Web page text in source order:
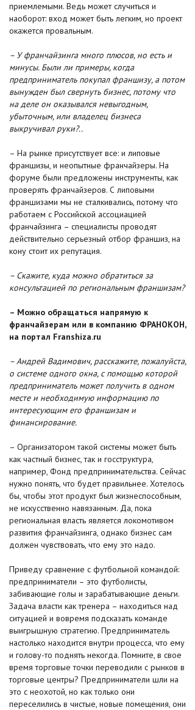
приемлемыми. Ведь может случиться и
наоборот: вход может быть легким, но проект
окажется провальным.
– У франчайзинга много плюсов, но есть и
минусы. Были ли примеры, когда
предприниматель покупал франшизу, а потом
вынужден был свернуть бизнес, потому что
на деле он оказывался невыгодным,
убыточным, или владелец бизнеса
выкручивал руки?..
– На рынке присутствует все: и липовые
франшизы, и неопытные франчайзеры. На
форуме были предложены инструменты, как
проверять франчайзеров. С липовыми
франшизами мы не сталкивались, потому что
работаем с Российской ассоциацией
франчайзинга – специалисты проводят
действительно серьезный отбор франшиз, на
кону стоит их репутация.
– Скажите, куда можно обратиться за
консультацией по региональным франшизам?
– Можно обращаться напрямую к
франчайзерам или в компанию ФРАНОКОН,
на портал Franshiza.ru
– Андрей Вадимович, расскажите, пожалуйста,
о системе одного окна, с помощью которой
предприниматель может получить в одном
месте и необходимую информацию по
интересующим его франшизам и
финансирование.
– Организатором такой системы может быть
как частный бизнес, так и госструктура,
например, Фонд предпринимательства. Сейчас
нужно понять, что будет правильнее. Хотелось
бы, чтобы этот продукт был жизнеспособным,
не искусственно навязанным. Да, пока
региональная власть является локомотивом
развития франчайзинга, однако бизнес сам
должен чувствовать, что ему это надо.
Приведу сравнение с футбольной командой:
предприниматели – это футболисты,
забивающие голы и зарабатывающие деньги.
Задача власти как тренера – находиться над
ситуацией и вовремя подсказать команде
выигрышную стратегию. Предприниматель
настолько находится внутри процесса, что ему
и голову-то поднять некогда. Помните, в свое
время торговые точки переводили с рынков в
торговые центры? Предприниматели шли на
это с неохотой, но как только они
переселились в чистые, новые помещения, они